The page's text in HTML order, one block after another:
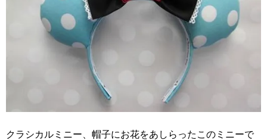
クラシカルミニー、帽子にお花をあしらったこのミニーで